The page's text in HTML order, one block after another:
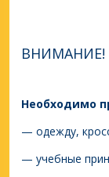
ВНИМАНИЕ!
Необходимо
— одежду,
— учебные